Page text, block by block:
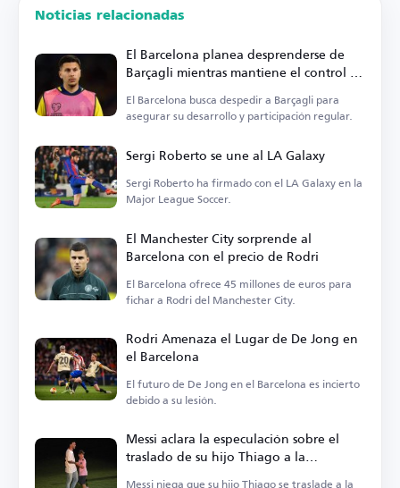
Noticias relacionadas
El Barcelona planea desprenderse de
Barçagli mientras mantiene el control de
su futuro
El Barcelona busca despedir a Barçagli para
asegurar su desarrollo y participación regular.
Sergi Roberto se une al LA Galaxy
Sergi Roberto ha firmado con el LA Galaxy en la
Major League Soccer.
El Manchester City sorprende al
Barcelona con el precio de Rodri
El Barcelona ofrece 45 millones de euros para
fichar a Rodri del Manchester City.
Rodri Amenaza el Lugar de De Jong en
el Barcelona
El futuro de De Jong en el Barcelona es incierto
debido a su lesión.
Messi aclara la especulación sobre el
traslado de su hijo Thiago a la
Academia del Barcelona